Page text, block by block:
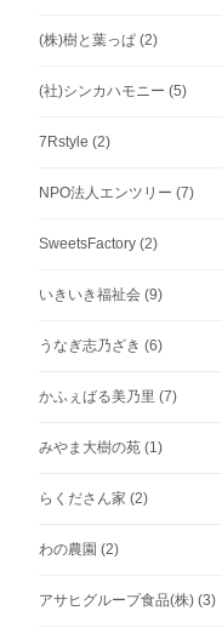
(株)樹と葉っぱ (2)
(社)シンカハモニー (5)
7Rstyle (2)
NPO法人エンツリー (7)
SweetsFactory (2)
いきいき福祉会 (9)
うなぎ志乃ざき (6)
かふぇばる美乃里 (7)
みやま大樹の苑 (1)
らくださん家 (2)
わの農園 (2)
アサヒグループ食品(株) (3)